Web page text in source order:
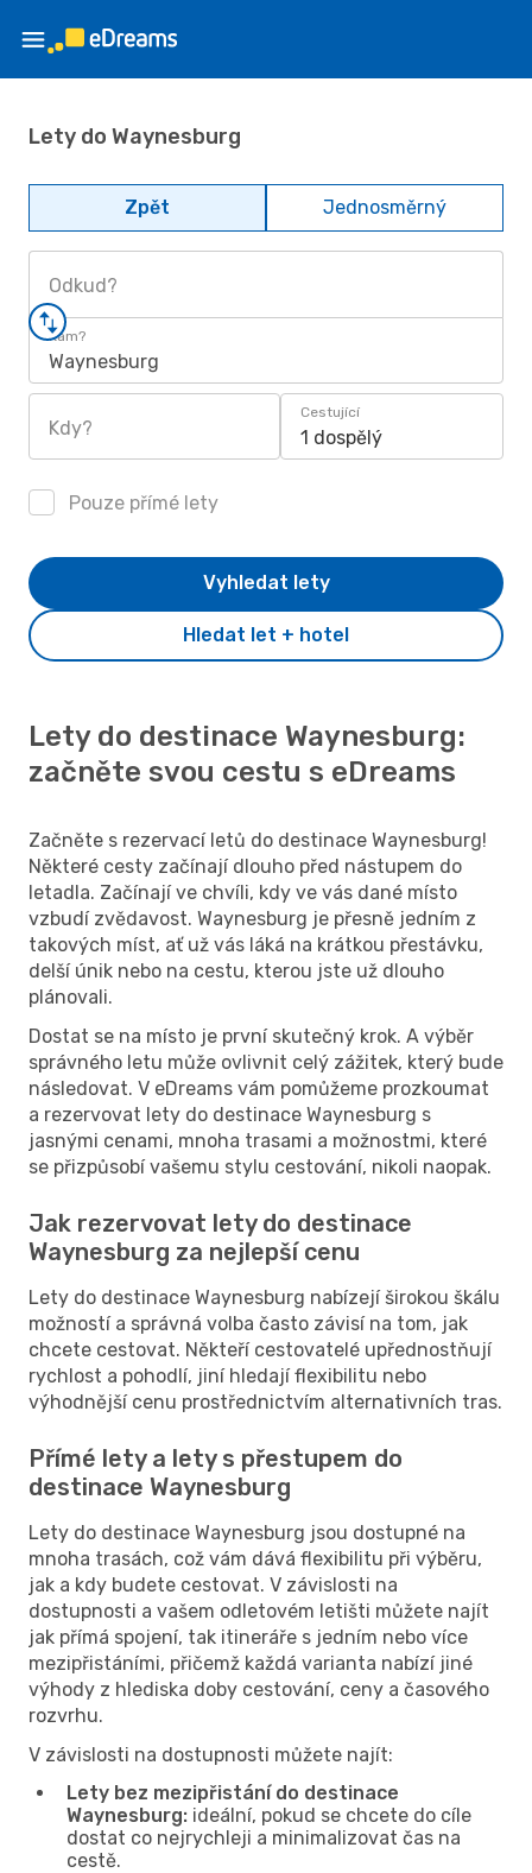
Lety do Waynesburg
Zpět Jednosměrný
Odkud?
Kam?
Waynesburg
Kdy?
Cestující
1 dospělý
Pouze přímé lety
Hledat let + hotel
Vyhledat lety
Lety do destinace Waynesburg:
začněte svou cestu s eDreams
Začněte s rezervací letů do destinace Waynesburg!
Některé cesty začínají dlouho před nástupem do
letadla. Začínají ve chvíli, kdy ve vás dané místo
vzbudí zvědavost. Waynesburg je přesně jedním z
takových míst, ať už vás láká na krátkou přestávku,
delší únik nebo na cestu, kterou jste už dlouho
plánovali.
Dostat se na místo je první skutečný krok. A výběr
správného letu může ovlivnit celý zážitek, který bude
následovat. V eDreams vám pomůžeme prozkoumat
a rezervovat lety do destinace Waynesburg s
jasnými cenami, mnoha trasami a možnostmi, které
se přizpůsobí vašemu stylu cestování, nikoli naopak.
Jak rezervovat lety do destinace
Waynesburg za nejlepší cenu
Lety do destinace Waynesburg nabízejí širokou škálu
možností a správná volba často závisí na tom, jak
chcete cestovat. Někteří cestovatelé upřednostňují
rychlost a pohodlí, jiní hledají flexibilitu nebo
výhodnější cenu prostřednictvím alternativních tras.
Přímé lety a lety s přestupem do
destinace Waynesburg
Lety do destinace Waynesburg jsou dostupné na
mnoha trasách, což vám dává flexibilitu při výběru,
jak a kdy budete cestovat. V závislosti na
dostupnosti a vašem odletovém letišti můžete najít
jak přímá spojení, tak itineráře s jedním nebo více
mezipřistáními, přičemž každá varianta nabízí jiné
výhody z hlediska doby cestování, ceny a časového
rozvrhu.
V závislosti na dostupnosti můžete najít:
Lety bez mezipřistání do destinace
Waynesburg: ideální, pokud se chcete do cíle
dostat co nejrychleji a minimalizovat čas na
cestě.